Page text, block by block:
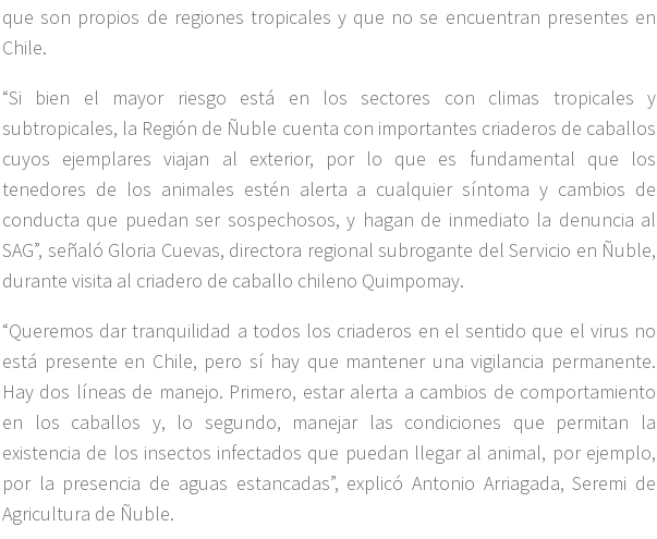
que son propios de regiones tropicales y que no se encuentran presentes en
Chile.
“Si bien el mayor riesgo está en los sectores con climas tropicales y
subtropicales, la Región de Ñuble cuenta con importantes criaderos de caballos
cuyos ejemplares viajan al exterior, por lo que es fundamental que los
tenedores de los animales estén alerta a cualquier síntoma y cambios de
conducta que puedan ser sospechosos, y hagan de inmediato la denuncia al
SAG”, señaló Gloria Cuevas, directora regional subrogante del Servicio en Ñuble,
durante visita al criadero de caballo chileno Quimpomay.
“Queremos dar tranquilidad a todos los criaderos en el sentido que el virus no
está presente en Chile, pero sí hay que mantener una vigilancia permanente.
Hay dos líneas de manejo. Primero, estar alerta a cambios de comportamiento
en los caballos y, lo segundo, manejar las condiciones que permitan la
existencia de los insectos infectados que puedan llegar al animal, por ejemplo,
por la presencia de aguas estancadas”, explicó Antonio Arriagada, Seremi de
Agricultura de Ñuble.